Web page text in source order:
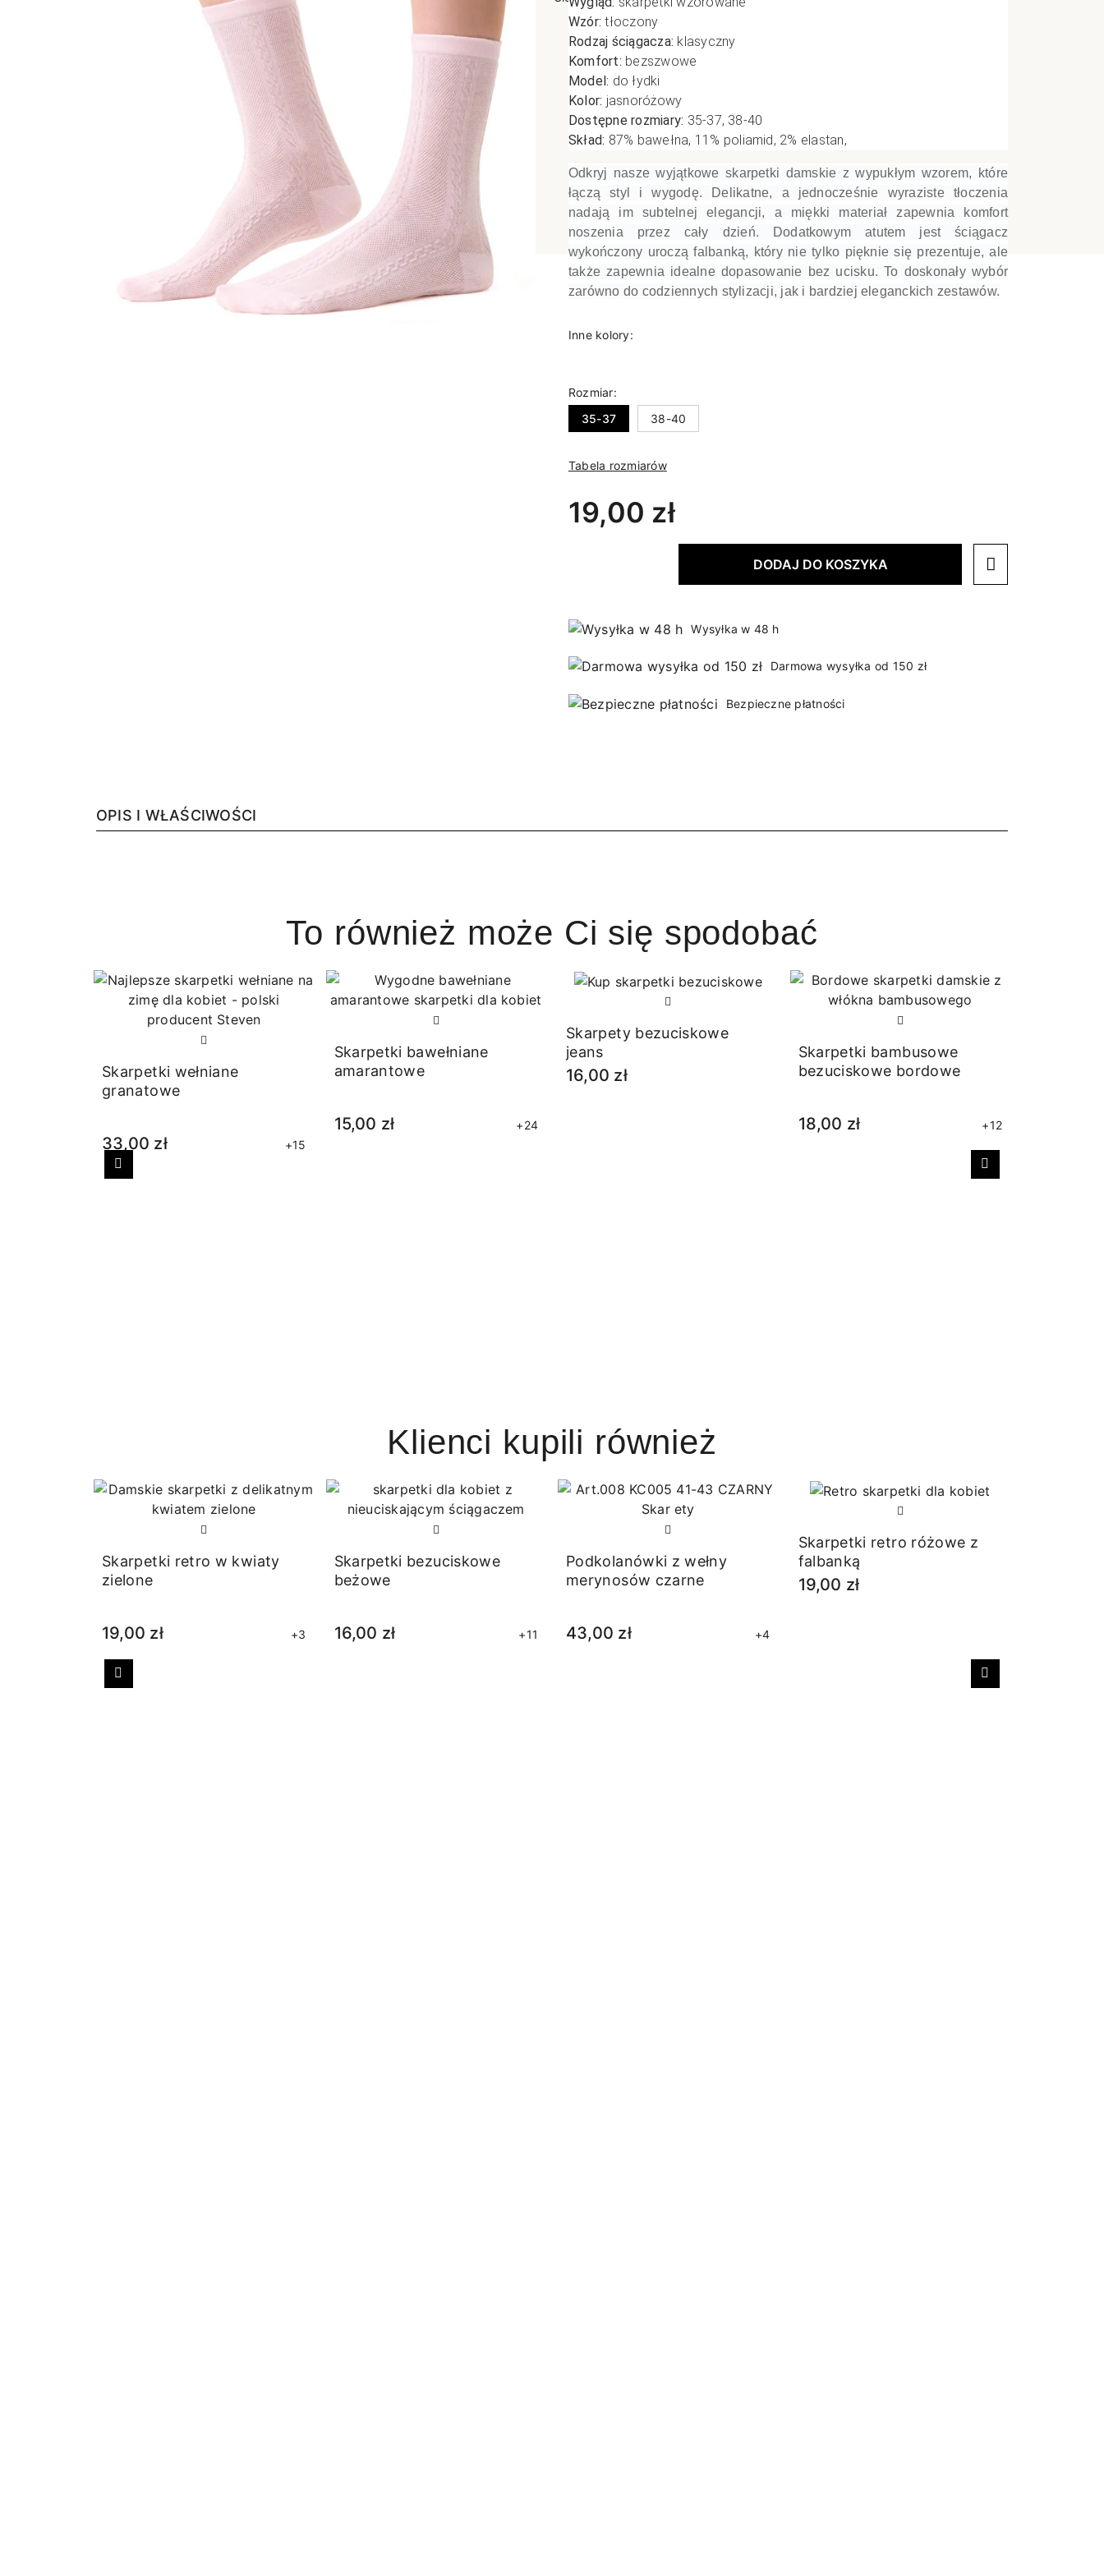
Sportowe
Antypoślizgowe
Ciepłe
RAJSTOPY
Ciepłe
Jednokolorowe
Wzorowane
Ciepłe
NOWOŚCI OPAKOWANIA
Antypoślizgowe
Do spania
Rozmiar XL
OPAKOWANIA
Ciepłe
GETRY
Jednokolorowe
Wzorowane
Wzór: tłoczony
Rodzaj ściągacza: klasyczny
Komfort: bezszwowe
Model: do łydki
Kolor: jasnoróżowy
Dostępne rozmiary: 35-37, 38-40
Skład: 87% bawełna, 11% poliamid, 2% elastan,
Odkryj nasze wyjątkowe skarpetki damskie z wypukłym wzorem, które
łączą styl i wygodę. Delikatne, a jednocześnie wyraziste tłoczenia
nadają im subtelnej elegancji, a miękki materiał zapewnia komfort
noszenia przez cały dzień. Dodatkowym atutem jest ściągacz
wykończony uroczą falbanką, który nie tylko pięknie się prezentuje, ale
także zapewnia idealne dopasowanie bez ucisku. To doskonały wybór
zarówno do codziennych stylizacji, jak i bardziej eleganckich zestawów.
Inne kolory:
Rozmiar:
35-37
38-40
Tabela rozmiarów
19,00 zł
DODAJ DO KOSZYKA
Wysyłka w 48 h
Darmowa wysyłka od 150 zł
Bezpieczne płatności
OPIS I WŁAŚCIWOŚCI
To również może Ci się spodobać
Skarpetki wełniane
granatowe
33,00 zł +15
Skarpetki bawełniane
amarantowe
15,00 zł +24
Skarpety bezuciskowe
jeans
16,00 zł
Skarpetki bambusowe
bezuciskowe bordowe
18,00 zł +12
Poprzedni Następny
Klienci kupili również
Skarpetki retro w kwiaty
zielone
19,00 zł +3
Skarpetki bezuciskowe
beżowe
16,00 zł +11
Podkolanówki z wełny
merynosów czarne
43,00 zł +4
Skarpetki retro różowe z
falbanką
19,00 zł
Poprzedni Następny